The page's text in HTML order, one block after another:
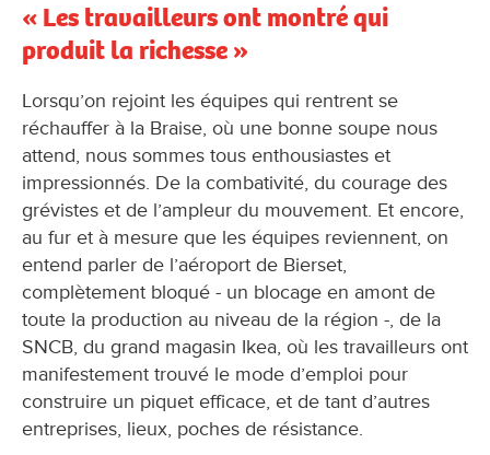
« Les travailleurs ont montré qui
produit la richesse »
Lorsqu’on rejoint les équipes qui rentrent se
réchauffer à la Braise, où une bonne soupe nous
attend, nous sommes tous enthousiastes et
impressionnés. De la combativité, du courage des
grévistes et de l’ampleur du mouvement. Et encore,
au fur et à mesure que les équipes reviennent, on
entend parler de l’aéroport de Bierset,
complètement bloqué - un blocage en amont de
toute la production au niveau de la région -, de la
SNCB, du grand magasin Ikea, où les travailleurs ont
manifestement trouvé le mode d’emploi pour
construire un piquet efficace, et de tant d’autres
entreprises, lieux, poches de résistance.